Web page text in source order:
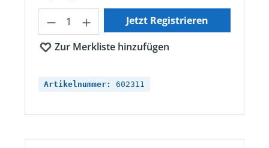
Produkt Anzahl: Gib den gewünschten Wert ein oder
Jetzt Registrieren
Zur Merkliste hinzufügen
Artikelnummer: 602311